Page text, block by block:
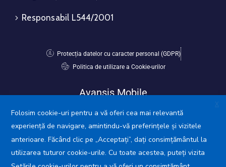
Responsabil L544/2001
Protecția datelor cu caracter personal (GDPR)
Politica de utilizare a Cookie-urilor
Avansis Mobile
X
Folosim cookie-uri pentru a vă oferi cea mai relevantă
experiență de navigare, amintindu-vă preferințele și vizitele
anterioare. Făcând clic pe „Acceptați”, dați consimțământul la
utilizarea tuturor cookie-urile. Cu toate acestea, puteți vizita